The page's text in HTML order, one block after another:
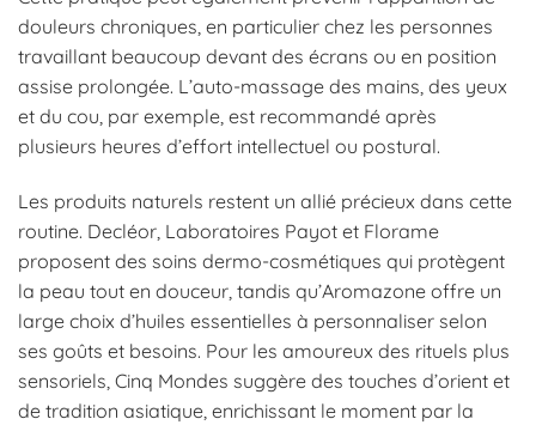
douleurs chroniques, en particulier chez les personnes
travaillant beaucoup devant des écrans ou en position
assise prolongée. L’auto-massage des mains, des yeux
et du cou, par exemple, est recommandé après
plusieurs heures d’effort intellectuel ou postural.
Les produits naturels restent un allié précieux dans cette
routine. Decléor, Laboratoires Payot et Florame
proposent des soins dermo-cosmétiques qui protègent
la peau tout en douceur, tandis qu’Aromazone offre un
large choix d’huiles essentielles à personnaliser selon
ses goûts et besoins. Pour les amoureux des rituels plus
sensoriels, Cinq Mondes suggère des touches d’orient et
de tradition asiatique, enrichissant le moment par la